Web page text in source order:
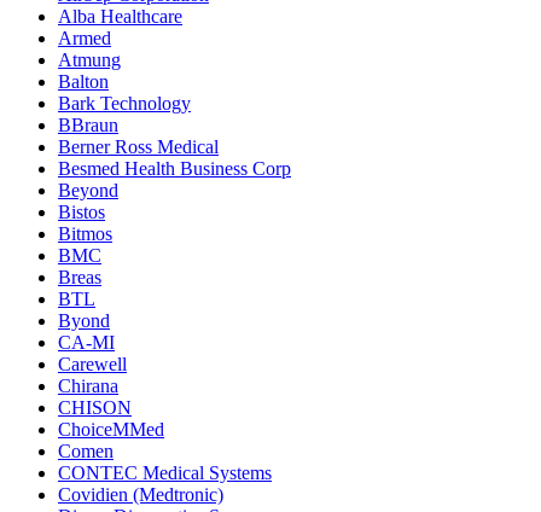
Alba Healthcare
Armed
Atmung
Balton
Bark Technology
BBraun
Berner Ross Medical
Besmed Health Business Corp
Beyond
Bistos
Bitmos
BMC
Breas
BTL
Byond
CA-MI
Carewell
Chirana
CHISON
ChoiceMMed
Comen
CONTEC Medical Systems
Covidien (Medtronic)